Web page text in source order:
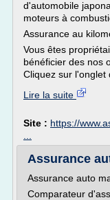
d'automobile
moteurs à
Assurance au
Vous êtes
bénéficier des nos
Cliquez sur l'onglet
Lire la suite
Site : https://
Assurance
Assurance auto
Comparateur